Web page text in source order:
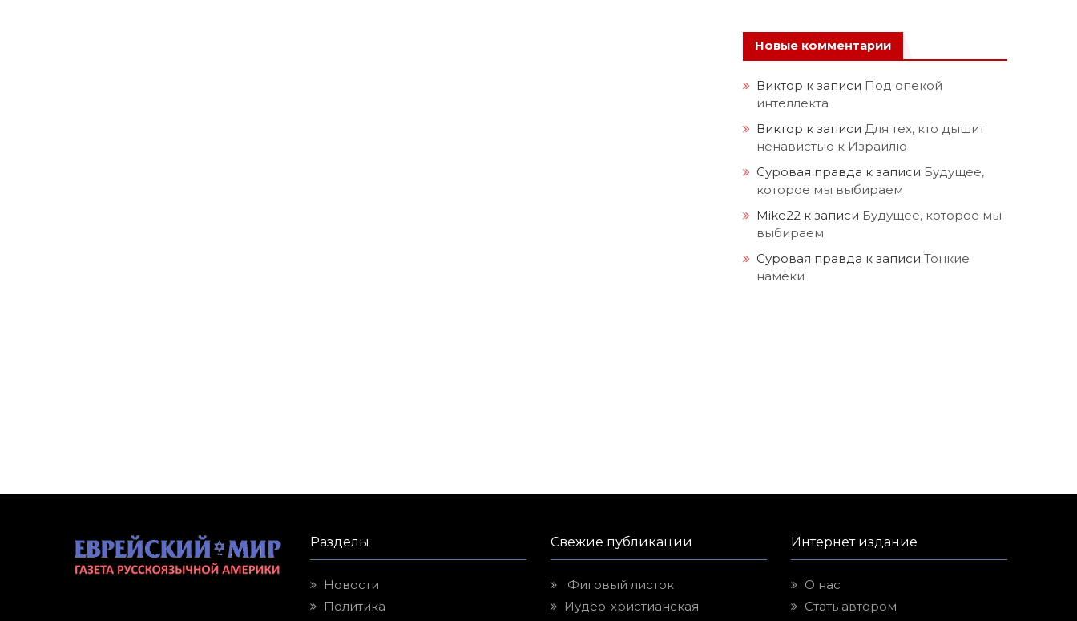
Новые комментарии
Виктор к записи Под опекой
интеллекта
Виктор к записи Для тех, кто дышит
ненавистью к Израилю
Суровая правда к записи Будущее,
которое мы выбираем
Mike22 к записи Будущее, которое мы
выбираем
Суровая правда к записи Тонкие
намёки
Разделы
Новости
Политика
Свежие публикации
Фиговый листок
Иудео-христианская
Интернет издание
О нас
Стать автором